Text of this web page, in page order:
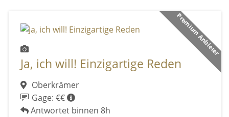
Premium Anbieter
Ja, ich will! Einzigartige Reden
Oberkrämer
Gage: €€
Antwortet binnen 8h